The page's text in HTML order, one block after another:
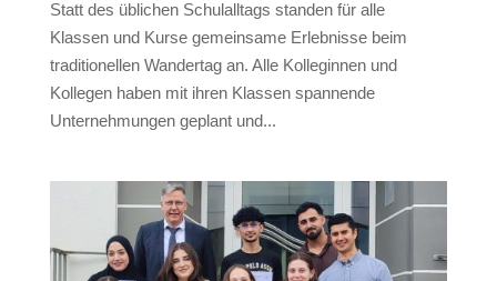
Statt des üblichen Schulalltags standen für alle
Klassen und Kurse gemeinsame Erlebnisse beim
traditionellen Wandertag an. Alle Kolleginnen und
Kollegen haben mit ihren Klassen spannende
Unternehmungen geplant und...